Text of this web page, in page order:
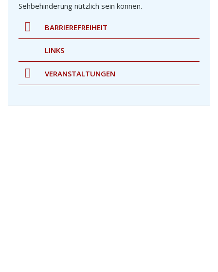
Sehbehinderung nützlich sein können.
BARRIEREFREIHEIT
LINKS
VERANSTALTUNGEN